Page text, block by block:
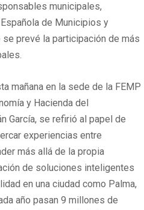
municipales,
de Municipios y
se prevé la participación de más
mañana en la sede de la FEMP
y Hacienda del
García, se refirió al papel de
experiencias entre
más allá de la propia
de soluciones inteligentes
en una ciudad como Palma,
año pasan 9 millones de